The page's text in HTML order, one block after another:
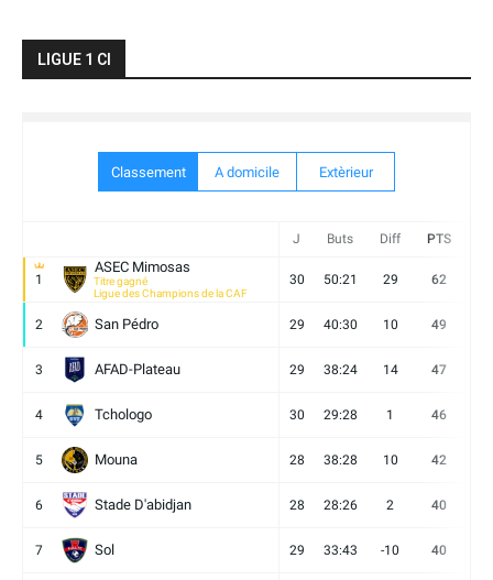
LIGUE 1 CI
Classement A domicile Extèrieur
J Buts Diff PTS
1
ASEC Mimosas
Titre gagné
Ligue des Champions de la CAF
30 50:21 29 62
2 San Pédro 29 40:30 10 49
3 AFAD-Plateau 29 38:24 14 47
4 Tchologo 30 29:28 1 46
5 Mouna 28 38:28 10 42
6 Stade D'abidjan 28 28:26 2 40
7 Sol 29 33:43 -10 40